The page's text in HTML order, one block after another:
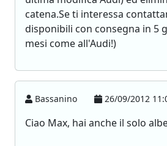
catena.Se ti interessa
disponibili con consegna in 5
mesi come all'Audi!)
Bassanino 26/09/2012
Ciao Max, hai anche il solo